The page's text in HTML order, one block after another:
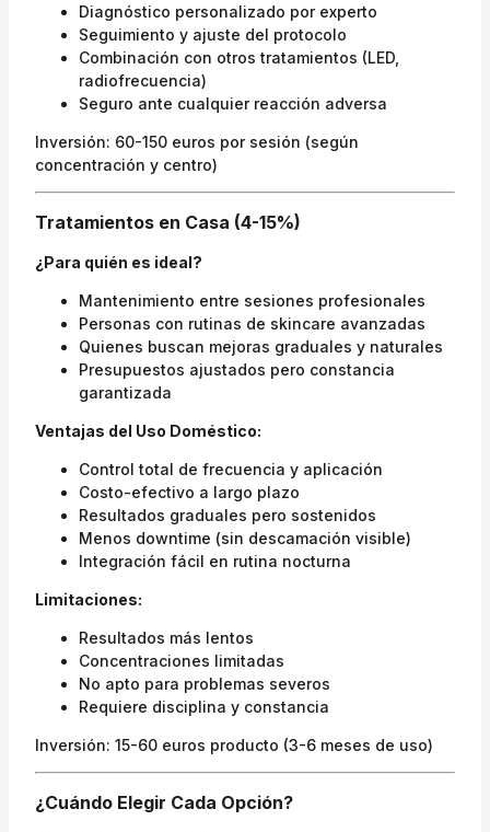
Diagnóstico personalizado por experto
Seguimiento y ajuste del protocolo
Combinación con otros tratamientos (LED,
radiofrecuencia)
Seguro ante cualquier reacción adversa
Inversión: 60-150 euros por sesión (según
concentración y centro)
Tratamientos en Casa (4-15%)
¿Para quién es ideal?
Mantenimiento entre sesiones profesionales
Personas con rutinas de skincare avanzadas
Quienes buscan mejoras graduales y naturales
Presupuestos ajustados pero constancia
garantizada
Ventajas del Uso Doméstico:
Control total de frecuencia y aplicación
Costo-efectivo a largo plazo
Resultados graduales pero sostenidos
Menos downtime (sin descamación visible)
Integración fácil en rutina nocturna
Limitaciones:
Resultados más lentos
Concentraciones limitadas
No apto para problemas severos
Requiere disciplina y constancia
Inversión: 15-60 euros producto (3-6 meses de uso)
¿Cuándo Elegir Cada Opción?